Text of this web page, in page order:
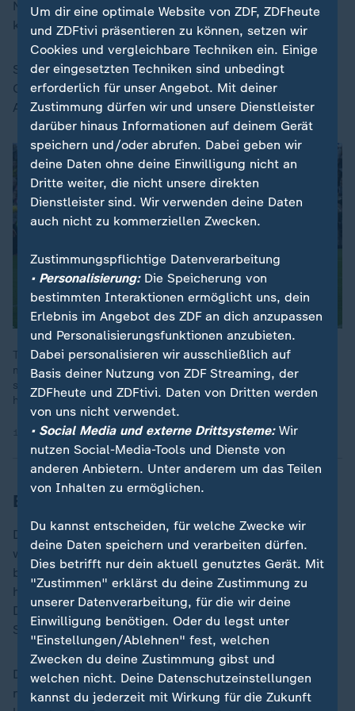
Nationaltorhüter Oliver Baumann quer und Guirassy
konnte ohne Mühe einschieben.
Sekunden später verpassten Guirassy und Jamie
Gittens nach einem Missverständnis von Baumann und
Arthur Chaves den Doppelschlag.
Tabellenführer FC Bayern hat sich gegen Borussia Dortmund
mit einem Remis begnügen müssen. Am Ende einer
spannenden Partie mit vielen Torchancen auf beiden Seiten
hieß es 2:2.
14.04.2025 | 12:21 min
BVB verschießt Elfmeter
Die Hoffenheimer luden die Kovac-Elf nun immer
wieder mit haarsträubenden Fehlern ein. Leo Östigard
brachte Gittens ungeschickt zu Fall, doch Baumann
hielt den schwachen Elfmeter von Guirassy sogar fest.
Dies gab den Kraichgauern Auftrieb, fortan ging im
Spiel nach vorne deutlich mehr.
Die beste Chance vergab Startelfrückkehrer Hlozek
nach Querpass des agilen Bazoumana Touré zu
Um dir eine optimale Website von ZDF, ZDFheute
und ZDFtivi präsentieren zu können, setzen wir
Cookies und vergleichbare Techniken ein. Einige
der eingesetzten Techniken sind unbedingt
erforderlich für unser Angebot. Mit deiner
Zustimmung dürfen wir und unsere Dienstleister
darüber hinaus Informationen auf deinem Gerät
speichern und/oder abrufen. Dabei geben wir
deine Daten ohne deine Einwilligung nicht an
Dritte weiter, die nicht unsere direkten
Dienstleister sind. Wir verwenden deine Daten
auch nicht zu kommerziellen Zwecken.
Zustimmungspflichtige Datenverarbeitung
• Personalisierung:Die Speicherung von
bestimmten Interaktionen ermöglicht uns, dein
Erlebnis im Angebot des ZDF an dich anzupassen
und Personalisierungsfunktionen anzubieten.
Dabei personalisieren wir ausschließlich auf
Basis deiner Nutzung von ZDF Streaming, der
ZDFheute und ZDFtivi. Daten von Dritten werden
von uns nicht verwendet.
• Social Media und externe Drittsysteme:Wir
nutzen Social-Media-Tools und Dienste von
anderen Anbietern. Unter anderem um das Teilen
von Inhalten zu ermöglichen.
Du kannst entscheiden, für welche Zwecke wir
deine Daten speichern und verarbeiten dürfen.
Dies betrifft nur dein aktuell genutztes Gerät. Mit
"Zustimmen" erklärst du deine Zustimmung zu
unserer Datenverarbeitung, für die wir deine
Einwilligung benötigen. Oder du legst unter
"Einstellungen/Ablehnen" fest, welchen
Zwecken du deine Zustimmung gibst und
welchen nicht. Deine Datenschutzeinstellungen
kannst du jederzeit mit Wirkung für die Zukunft